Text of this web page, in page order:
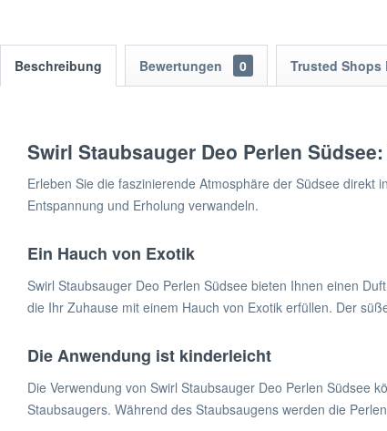
Beschreibung Bewertungen 0 Trusted Shops
Swirl Staubsauger Deo Perlen
Erleben Sie die faszinierende Atmosphäre der Südsee
Entspannung und Erholung verwandeln.
Ein Hauch von Exotik
Swirl Staubsauger Deo Perlen Südsee bieten Ihnen einen
die Ihr Zuhause mit einem Hauch von Exotik erfüllen. Der
Die Anwendung ist kinderleicht
Die Verwendung von Swirl Staubsauger Deo Perlen Südsee
Staubsaugers. Während des Staubsaugens werden die